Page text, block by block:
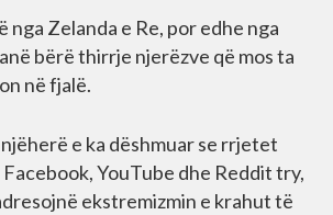
Zelanda e Re, por edhe nga
bërë thirrje njerëzve që mos ta
në fjalë.
e ka dëshmuar se rrjetet
YouTube dhe Reddit try,
ekstremizmin e krahut të